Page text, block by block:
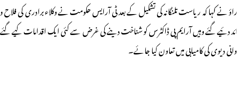
کہا کہ ریاست تلنگانہ کی تشکیل کے بعد ٹی آرایس حکومت نے وکلاء برادری کی فلاح و
فوائد دئیے گئے وہیں آرایم پی ڈاکٹرس کو شناخت دینے کی غرض سے کئی ایک اقدامات کیے گئے
دیوی کی کامیابی میں تعاون کیا جائے۔